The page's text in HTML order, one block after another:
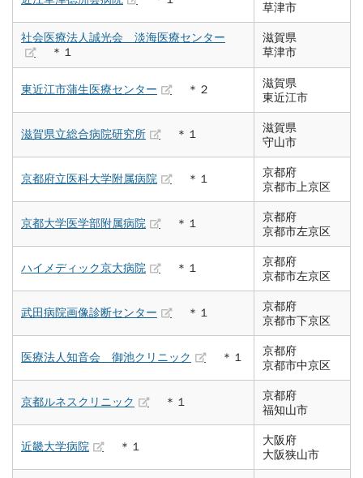
草津市
社会医療法人誠光会 淡海医療センター
＊１
滋賀県
草津市
東近江市蒲生医療センター ＊２
滋賀県
東近江市
滋賀県立総合病院研究所 ＊１
滋賀県
守山市
京都府立医科大学附属病院 ＊１
京都府
京都市上京区
京都大学医学部附属病院 ＊１
京都府
京都市左京区
ハイメディック京大病院 ＊１
京都府
京都市左京区
武田病院画像診断センター ＊１
京都府
京都市下京区
医療法人知音会 御池クリニック ＊１
京都府
京都市中京区
京都ルネスクリニック ＊１
京都府
福知山市
近畿大学病院 ＊１
大阪府
大阪狭山市